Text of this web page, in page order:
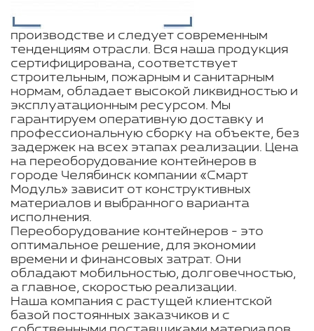
производстве и следует современным
тенденциям отрасли. Вся наша продукция
сертифицирована, соответствует
строительным, пожарным и санитарным
нормам, обладает высокой ликвидностью и
эксплуатационным ресурсом. Мы
гарантируем оперативную доставку и
профессиональную сборку на объекте, без
задержек на всех этапах реализации. Цена
на переоборудование контейнеров в
городе Челябинск компании «Смарт
Модуль» зависит от конструктивных
материалов и выбранного варианта
исполнения.
Переоборудование контейнеров - это
оптимальное решение, для экономии
времени и финансовых затрат. Они
обладают мобильностью, долговечностью,
а главное, скоростью реализации.
Наша компания с растущей клиентской
базой постоянных заказчиков и с